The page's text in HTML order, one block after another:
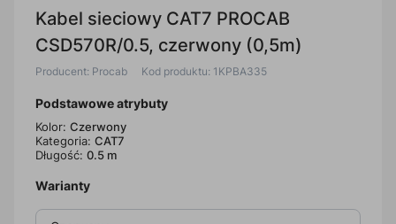
Kabel sieciowy CAT7 PROCAB
CSD570R/0.5, czerwony (0,5m)
Producent: Procab Kod produktu: 1KPBA335
Podstawowe atrybuty
Kolor: Czerwony
Kategoria: CAT7
Długość: 0.5 m
Warianty